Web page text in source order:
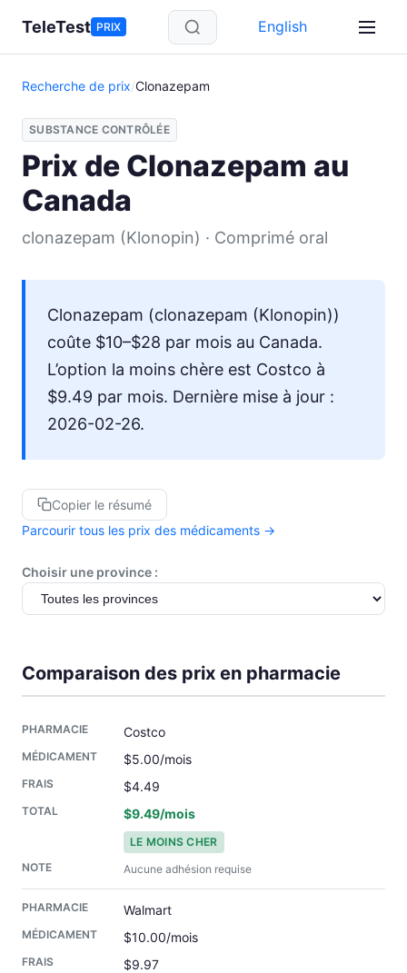
Aller au contenu principal
TeleTest PRIX English
Recherche de prix/Clonazepam
SUBSTANCE CONTRÔLÉE
Prix de Clonazepam au
Canada
clonazepam (Klonopin) · Comprimé oral
Clonazepam (clonazepam (Klonopin))
coûte $10–$28 par mois au Canada.
L’option la moins chère est Costco à
$9.49 par mois. Dernière mise à jour :
2026-02-26.
Copier le résumé
Parcourir tous les prix des médicaments →
Choisir une province :
Comparaison des prix en pharmacie
Costco
$5.00/mois
$4.49
$9.49/mois
LE MOINS CHER
Aucune adhésion requise
Walmart
$10.00/mois
$9.97